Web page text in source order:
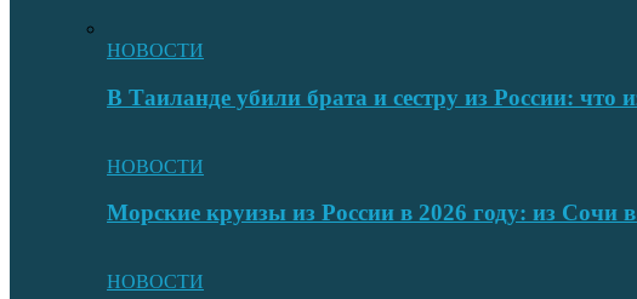
НОВОСТИ
В Таиланде убили брата и сестру из России: что
НОВОСТИ
Морские круизы из России в 2026 году: из
НОВОСТИ